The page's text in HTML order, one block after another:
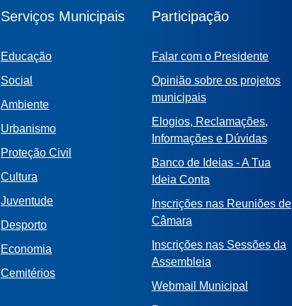
Serviços Municipais
Educação
Social
Ambiente
Urbanismo
Proteção Civil
Cultura
Juventude
Desporto
Economia
Cemitérios
Participação
Falar com o Presidente
Opinião sobre os projetos
municipais
Elogios, Reclamações,
Informações e Dúvidas
Banco de Ideias - A Tua
Ideia Conta
Inscrições nas Reuniões de
Câmara
Inscrições nas Sessões da
Assembleia
Webmail Municipal